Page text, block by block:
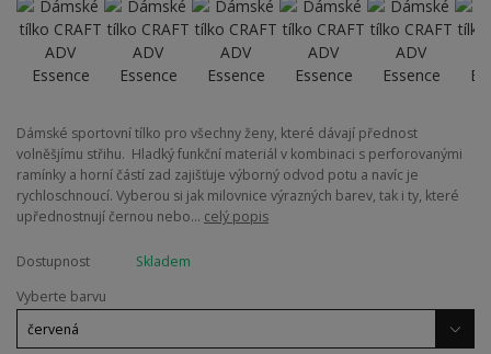
Dámské sportovní tílko pro všechny ženy, které dávají přednost
volněšjímu střihu. Hladký funkční materiál v kombinaci s perforovanými
ramínky a horní částí zad zajišťuje výborný odvod potu a navíc je
rychloschnoucí. Vyberou si jak milovnice výrazných barev, tak i ty, které
upřednostnují černou nebo... celý popis
Dostupnost
Skladem
Vyberte barvu